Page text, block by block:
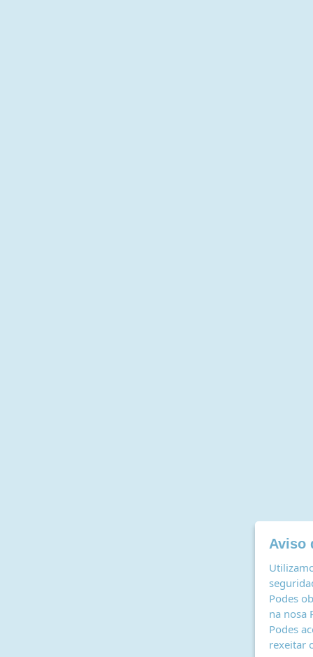
Aviso
Podes
na nosa
Podes
rexeitar